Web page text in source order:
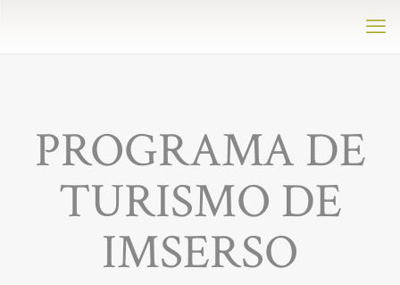
PROGRAMA DE
TURISMO DE
IMSERSO